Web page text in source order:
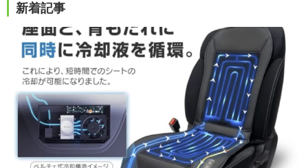
新着記事